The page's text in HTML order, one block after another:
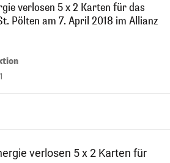
verlosen 5 x 2 Karten für das
Pölten am 7. April 2018 im Allianz
verlosen 5 x 2 Karten für